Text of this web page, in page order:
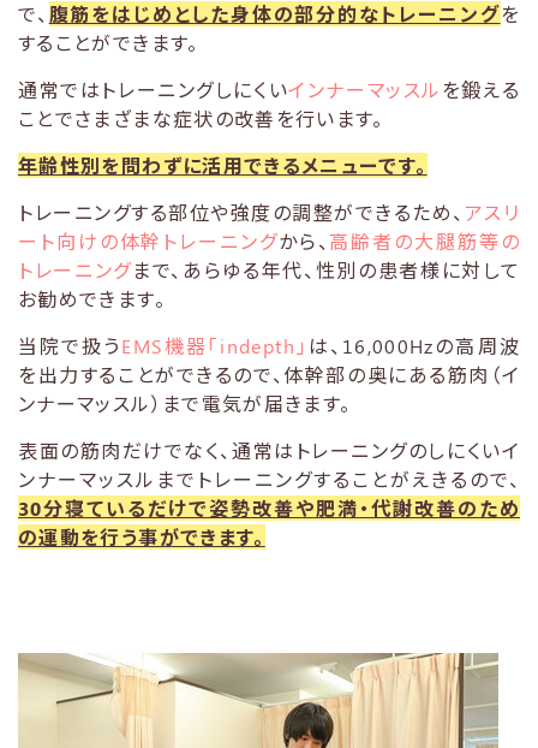
で、 腹筋をはじめとした身体の部分的なトレーニングを
することができます。
通常ではトレーニングしにくいインナーマッスル を鍛える
ことでさまざまな症状の改善を行います。
年齢性別を問わずに活用できるメニューです。
トレーニングする部位や強度の調整ができるため、 アスリ
ート向けの体幹トレーニングから、高齢者の大腿筋等の
トレーニングまで、あらゆる年代、性別の患者様に対して
お勧めできます。
当院で扱うEMS機器「indepth」 は、16,000Hzの高周波
を出力することができるので、体幹部の奥にある筋肉（イ
ンナーマッスル）まで電気が届きます。
表面の筋肉だけでなく、通常はトレーニングのしにくいイ
ンナーマッスルまでトレーニングすることがえきるので、
30分寝ているだけで姿勢改善や肥満・代謝改善のため
の運動を行う事ができます。